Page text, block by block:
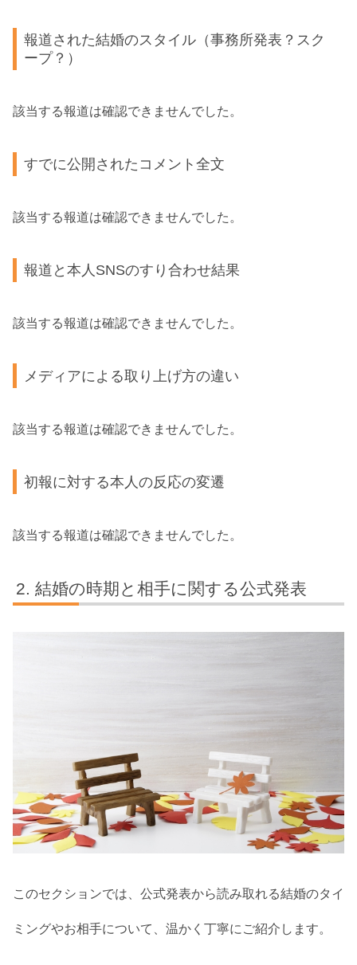
報道された結婚のスタイル（事務所発表？スク
ープ？）
該当する報道は確認できませんでした。
すでに公開されたコメント全文
該当する報道は確認できませんでした。
報道と本人SNSのすり合わせ結果
該当する報道は確認できませんでした。
メディアによる取り上げ方の違い
該当する報道は確認できませんでした。
初報に対する本人の反応の変遷
該当する報道は確認できませんでした。
結婚の時期と相手に関する公式発表
このセクションでは、公式発表から読み取れる結婚のタイ
ミングやお相手について、温かく丁寧にご紹介します。